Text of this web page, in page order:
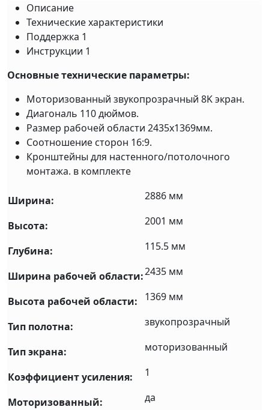
Описание
Технические характеристики
Поддержка 1
Инструкции 1
Основные технические параметры:
Моторизованный звукопрозрачный 8K экран.
Диагональ 110 дюймов.
Размер рабочей области 2435х1369мм.
Соотношение сторон 16:9.
Кронштейны для настенного/потолочного
монтажа. в комплекте
Ширина: 2886 мм
Высота: 2001 мм
Глубина: 115.5 мм
Ширина рабочей области:2435 мм
Высота рабочей области: 1369 мм
Тип полотна: звукопрозрачный
Тип экрана: моторизованный
Коэффициент усиления: 1
Моторизованный: да